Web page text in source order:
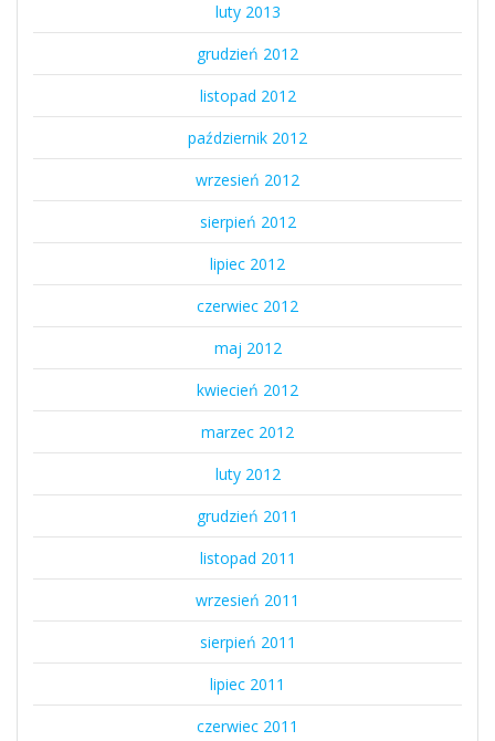
luty 2013
grudzień 2012
listopad 2012
październik 2012
wrzesień 2012
sierpień 2012
lipiec 2012
czerwiec 2012
maj 2012
kwiecień 2012
marzec 2012
luty 2012
grudzień 2011
listopad 2011
wrzesień 2011
sierpień 2011
lipiec 2011
czerwiec 2011